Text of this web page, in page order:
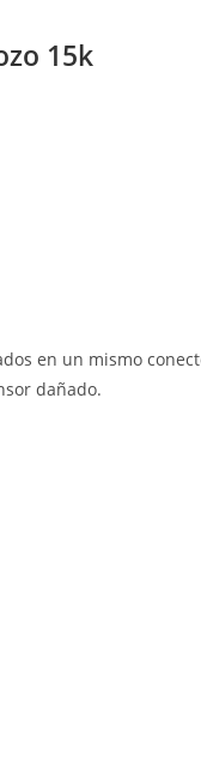
15k
en un mismo
dañado.